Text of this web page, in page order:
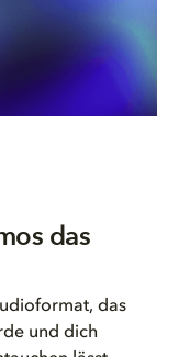
das
das
und dich